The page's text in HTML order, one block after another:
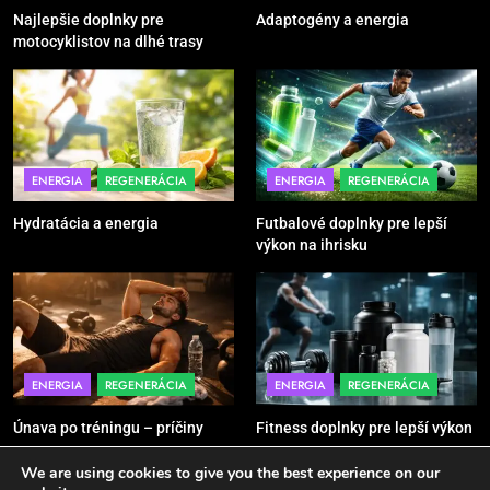
VYBAVENIE
5
Ako vybrať basketbalovú loptu a
obuv správne
POMÔCKY VYBAVENIE
6
Ako kombinovať rôzne tréningové
pomôcky
POMÔCKY VYBAVENIE
7
Pomôcky na cvičenie brucha
POMÔCKY VYBAVENIE
Najlepšie doplnky pre
motocyklistov na dlhé trasy
Adaptogény a energia
ENERGIA REGENERÁCIA
Hydratácia a energia
ENERGIA REGENERÁCIA
Futbalové doplnky pre lepší
výkon na ihrisku
ENERGIA REGENERÁCIA
Únava po tréningu – príčiny
ENERGIA REGENERÁCIA
Fitness doplnky pre lepší výkon
We are using cookies to give you the best experience on our